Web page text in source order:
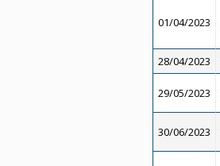
01/04/2023
28/04/2023
29/05/2023
30/06/2023